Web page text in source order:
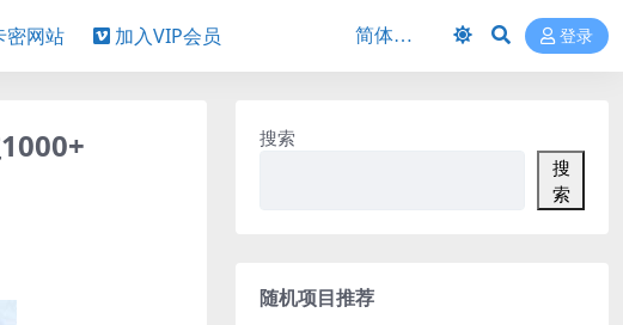
密网站 加入VIP会员 登录
搜索
搜
索
随机项目推荐